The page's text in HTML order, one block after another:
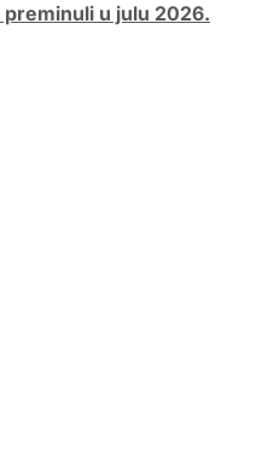
preminuli u julu 2026.